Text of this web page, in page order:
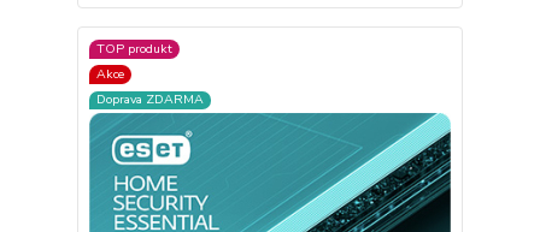
TOP produkt
Akce
Doprava ZDARMA